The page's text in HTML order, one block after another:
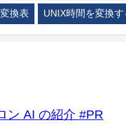
換表 UNIX時間を変換す
ン AI の紹介 #PR